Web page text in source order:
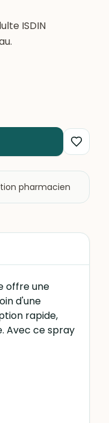
ISDIN
pharmacien
offre une
d'une
rapide,
Avec ce spray